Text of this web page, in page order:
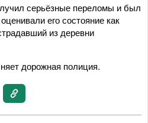
серьёзные переломы и был
его состояние как
из деревни
дорожная полиция.